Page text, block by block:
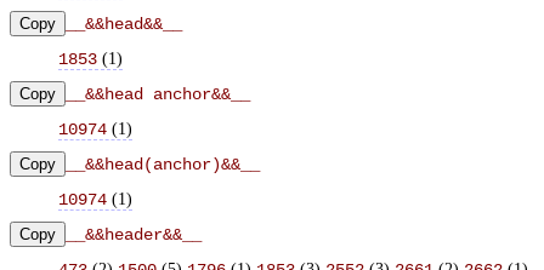
Copy
__&&head&&__
1853 (1)
Copy
__&&head anchor&&__
10974 (1)
Copy
__&&head(anchor)&&__
10974 (1)
Copy
__&&header&&__